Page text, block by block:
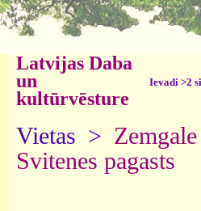
Latvijas Daba
un
kultūrvēsture
Ievadi >2
Vietas > Zemgale
Svitenes pagasts